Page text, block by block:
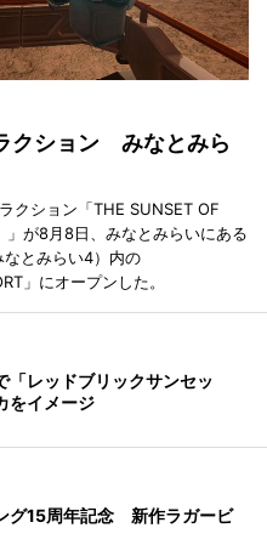
クション みなとみら
クション「THE SUNSET OF
が8月8日、みなとみらいにある
とみらい4）内の
」にオープンした。
「レッドブリックサンセッ
をイメージ
グ15周年記念 新作ラガービ